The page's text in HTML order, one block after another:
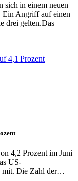
sich in einem neuen
Ein Angriff auf einen
drei gelten.Das
4,2 Prozent im Juni
US-
mit. Die Zahl der…